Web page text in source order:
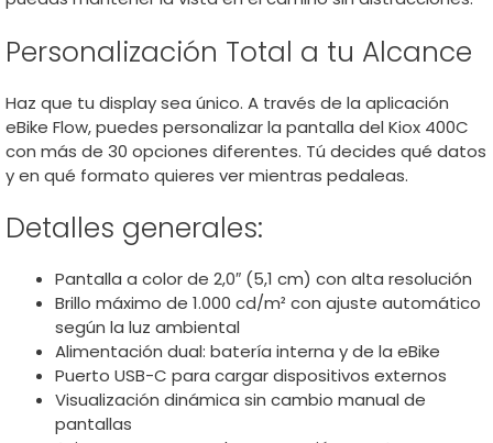
Personalización Total a tu Alcance
Haz que tu display sea único. A través de la aplicación
eBike Flow, puedes personalizar la pantalla del Kiox 400C
con más de 30 opciones diferentes. Tú decides qué datos
y en qué formato quieres ver mientras pedaleas.
Detalles generales:
Pantalla a color de 2,0″ (5,1 cm) con alta resolución
Brillo máximo de 1.000 cd/m² con ajuste automático
según la luz ambiental
Alimentación dual: batería interna y de la eBike
Puerto USB-C para cargar dispositivos externos
Visualización dinámica sin cambio manual de
pantallas